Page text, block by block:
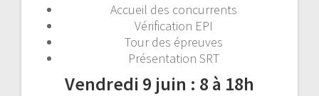
Accueil des concurrents
Vérification EPI
Tour des épreuves
Présentation SRT
Vendredi 9 juin : 8 à 18h